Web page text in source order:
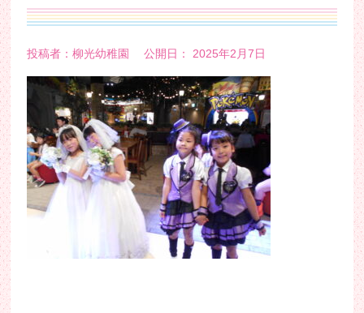
投稿者：柳光幼稚園 公開日： 2025年2月7日